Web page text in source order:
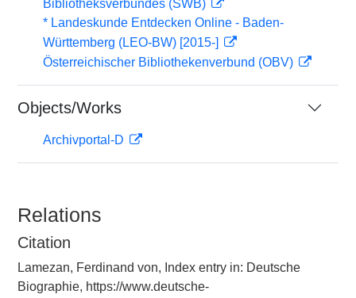
Bibliotheksverbundes (SWB)
* Landeskunde Entdecken Online - Baden-
Württemberg (LEO-BW) [2015-]
Österreichischer Bibliothekenverbund (OBV)
Objects/Works
Archivportal-D
Relations
Citation
Lamezan, Ferdinand von, Index entry in: Deutsche
Biographie, https://www.deutsche-